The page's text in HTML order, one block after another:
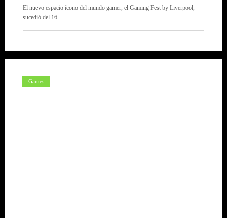
El nuevo espacio ícono del mundo gamer, el Gaming Fest by Liverpool,
sucedió del 16…
Games